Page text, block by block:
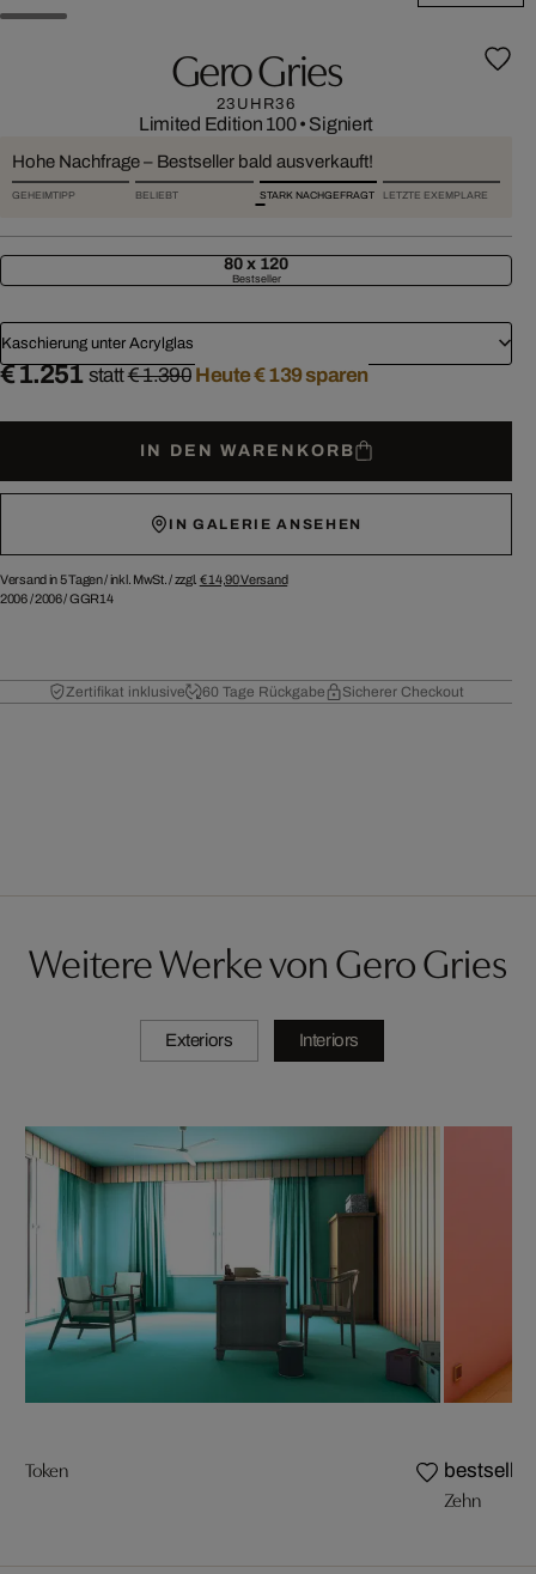
Gero Gries
23UHR36
Limited Edition 100• Signiert
Hohe Nachfrage – Bestseller bald ausverkauft!
GEHEIMTIPP BELIEBT STARK NACHGEFRAGT LETZTE EXEMPLARE
80 x 120
Bestseller
Kaschierung unter Acrylglas
€ 1.251 statt€ 1.390 Heute € 139 sparen
IN DEN WARENKORB
IN GALERIE ANSEHEN
Versand in 5 Tagen /inkl. MwSt. / zzgl. € 14,90Versand
2006/2006/GGR14
Zertifikat inklusive 60 Tage Rückgabe Sicherer Checkout
Weitere Werke von Gero Gries
Exteriors Interiors
Token bestseller
Zehn